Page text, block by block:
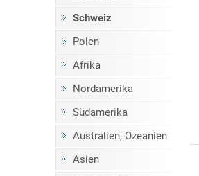
Schweiz
Polen
Afrika
Nordamerika
Südamerika
Australien, Ozeanien
Asien